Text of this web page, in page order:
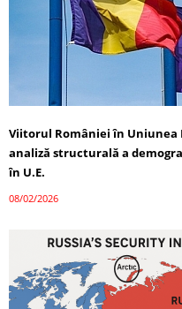
Viitorul României în Uniunea
analiză structurală a
în U.E.
08/02/2026